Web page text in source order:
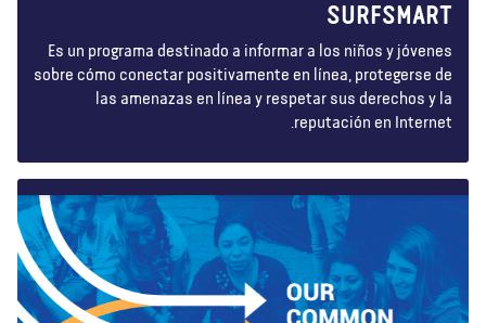
SURFSMART
Es un programa destinado a informar a los niños y jóvenes
sobre cómo conectar positivamente en línea, protegerse de
las amenazas en línea y respetar sus derechos y la
reputación en Internet.